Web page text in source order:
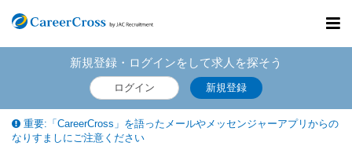
新規登録・ログインをして求人を探そう
ログイン 新規登録
重要:「CareerCross」を語ったメールやメッセンジャーアプリからの
なりすましにご注意ください